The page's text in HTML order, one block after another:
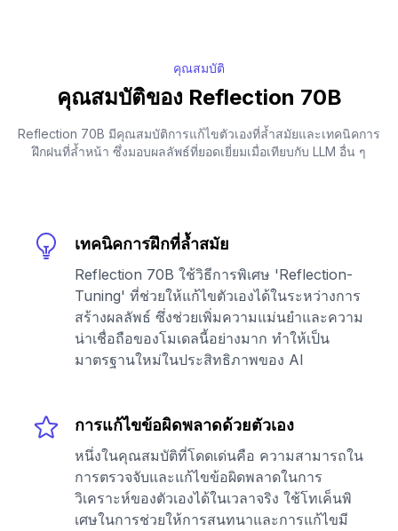
คุณสมบัติ
คุณสมบัติของ Reflection 70B
Reflection 70B มีคุณสมบัติการแก้ไขตัวเองที่ล้ำสมัยและเทคนิคการ
ฝึกฝนที่ล้ำหน้า ซึ่งมอบผลลัพธ์ที่ยอดเยี่ยมเมื่อเทียบกับ LLM อื่น ๆ
เทคนิคการฝึกที่ล้ำสมัย
Reflection 70B ใช้วิธีการพิเศษ 'Reflection-
Tuning' ที่ช่วยให้แก้ไขตัวเองได้ในระหว่างการ
สร้างผลลัพธ์ ซึ่งช่วยเพิ่มความแม่นยำและความ
น่าเชื่อถือของโมเดลนี้อย่างมาก ทำให้เป็น
มาตรฐานใหม่ในประสิทธิภาพของ AI
การแก้ไขข้อผิดพลาดด้วยตัวเอง
หนึ่งในคุณสมบัติที่โดดเด่นคือ ความสามารถใน
การตรวจจับและแก้ไขข้อผิดพลาดในการ
วิเคราะห์ของตัวเองได้ในเวลาจริง ใช้โทเค็นพิ
เศษในการช่วยให้การสนทนาและการแก้ไขมี